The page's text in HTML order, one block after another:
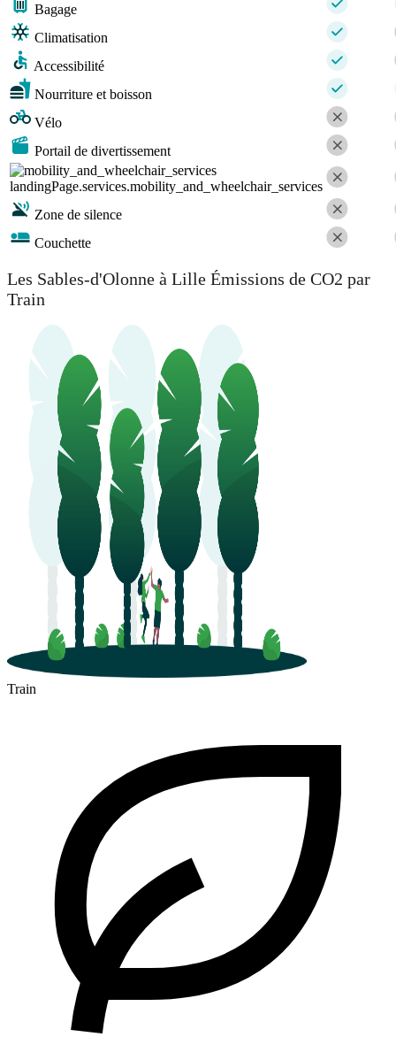
Bagage
Climatisation
Accessibilité
Nourriture et boisson
Vélo
Portail de divertissement
landingPage.services.mobility_and_wheelchair_services
Zone de silence
Couchette
Les Sables-d'Olonne à Lille Émissions de CO2 par
Train
Train